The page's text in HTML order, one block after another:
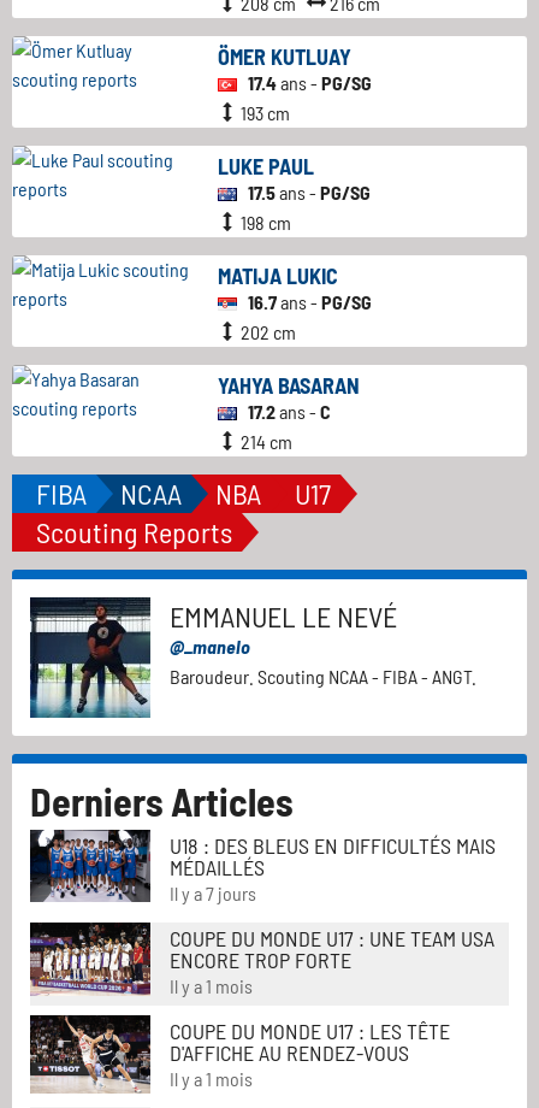
ÖMER KUTLUAY
17.4ans - PG/SG
193 cm
LUKE PAUL
17.5ans - PG/SG
198 cm
MATIJA LUKIC
16.7ans - PG/SG
202 cm
YAHYA BASARAN
17.2ans - C
214 cm
FIBA NCAA NBA
U17
Scouting Reports
EMMANUEL LE NEVÉ
@_manelo
Baroudeur. Scouting NCAA - FIBA - ANGT.
Derniers Articles
U18 : DES BLEUS EN DIFFICULTÉS MAIS
MÉDAILLÉS
Il y a 7 jours
COUPE DU MONDE U17 : UNE TEAM USA
ENCORE TROP FORTE
Il y a 1 mois
COUPE DU MONDE U17 : LES TÊTE
D'AFFICHE AU RENDEZ-VOUS
Il y a 1 mois